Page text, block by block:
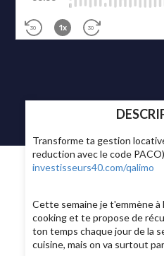
Transforme ta gestion
reduction avec le code
investisseurs40.com/qalimo
Cette semaine je t'emmène
cooking et te propose de
ton temps chaque jour de la
cuisine, mais on va surtout